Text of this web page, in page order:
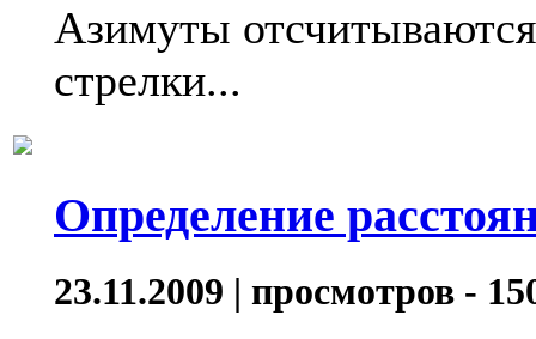
Азимуты
стрелки...
Определение
23.11.2009 | просмотров -